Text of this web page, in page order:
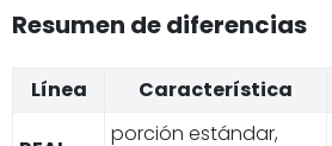
Resumen de diferencias
Línea Característica
porción estándar,